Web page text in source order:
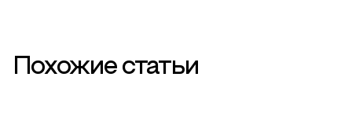
Похожие статьи